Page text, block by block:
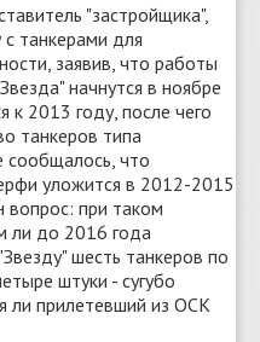
"застройщика",
танкерами для
заявив, что работы
начнутся в ноябре
к 2013 году, после чего
танкеров типа
сообщалось, что
уложится в 2012-2015
вопрос: при таком
ли до 2016 года
шесть танкеров по
штуки - сугубо
ли прилетевший из ОСК